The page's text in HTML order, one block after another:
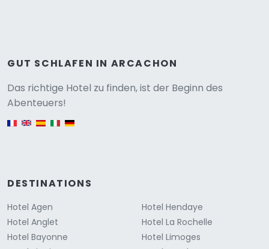
GUT SCHLAFEN IN ARCACHON
Das richtige Hotel zu finden, ist der Beginn des
Abenteuers!
DESTINATIONS
Hotel Agen
Hotel Anglet
Hotel Bayonne
Hotel Hendaye
Hotel La Rochelle
Hotel Limoges